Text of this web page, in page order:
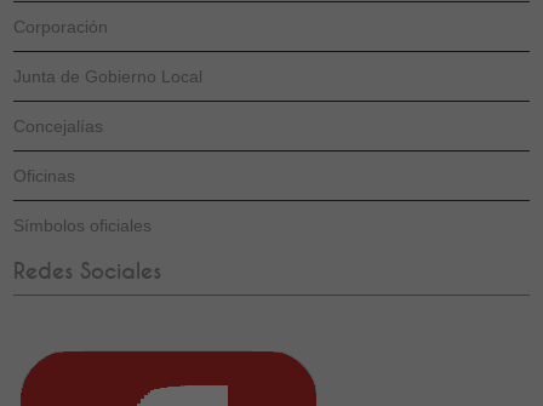
Corporación
Junta de Gobierno Local
Concejalías
Oficinas
Símbolos oficiales
Redes Sociales